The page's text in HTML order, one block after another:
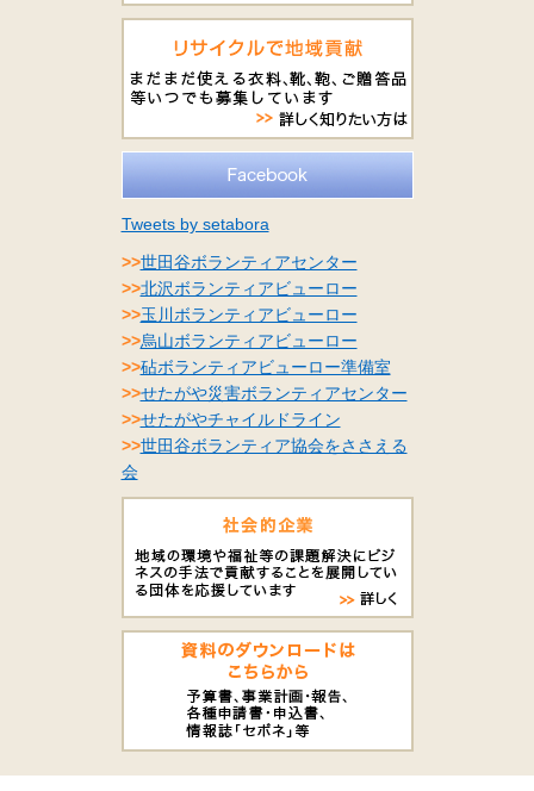
Tweets by setabora
>>世田谷ボランティアセンター
>>北沢ボランティアビューロー
>>玉川ボランティアビューロー
>>烏山ボランティアビューロー
>>砧ボランティアビューロー準備室
>>せたがや災害ボランティアセンター
>>せたがやチャイルドライン
>>世田谷ボランティア協会をささえる
会